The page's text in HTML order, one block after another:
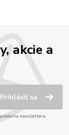
akcie a
Prihlásiť sa
newslettera.